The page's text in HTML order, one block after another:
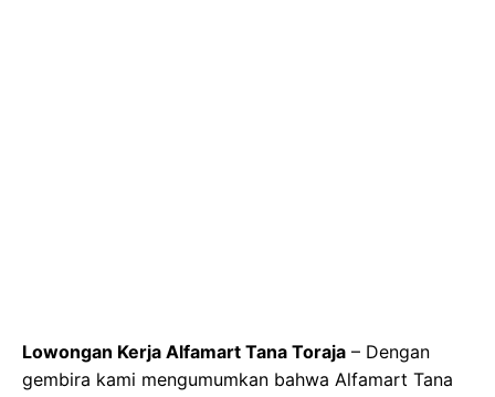
Lowongan Kerja Alfamart Tana Toraja – Dengan
gembira kami mengumumkan bahwa Alfamart Tana